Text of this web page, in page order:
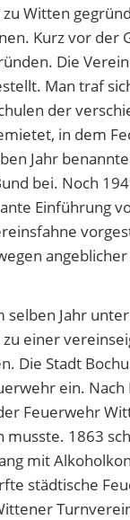
Witten
Kurz vor der
Die
Man traf
der
in dem
Jahr
bei. Noch
Einführung
Jahr
einer
Die Stadt
ein.
Feuerwehr
1863
mit
städtische